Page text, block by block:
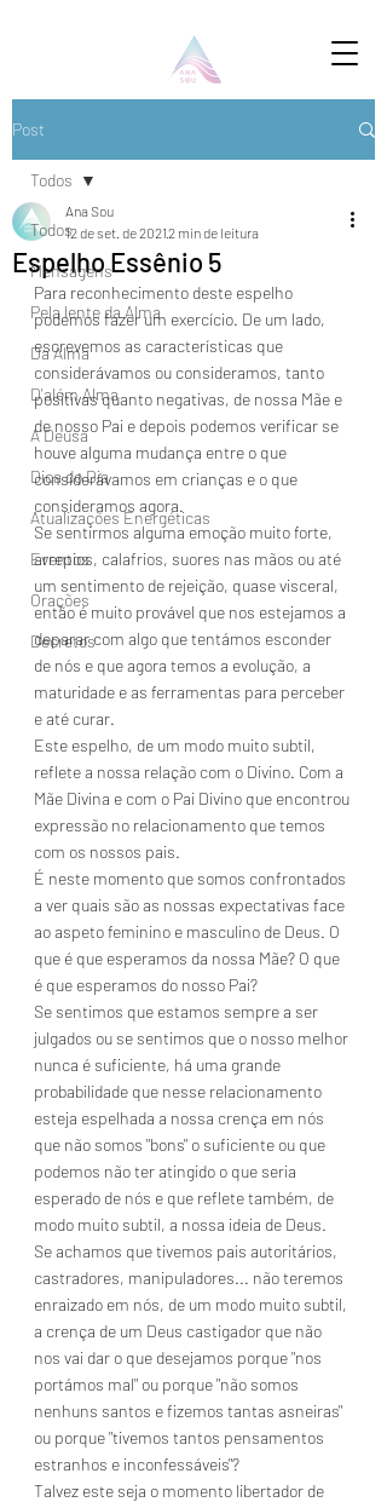
Post
Todos
Mensagens
Pela lente da Alma
Da Alma
D'além Alma
A Deusa
Dica do Dia
Atualizações Energéticas
Eventos
Orações
Decretos
Todos
Espelho Essênio 5
Ana Sou
12 de set. de 20212 min de leitura
Para reconhecimento deste espelho
podemos fazer um exercício. De um lado,
escrevemos as características que
considerávamos ou consideramos, tanto
positivas quanto negativas, de nossa Mãe e
de nosso Pai e depois podemos verificar se
houve alguma mudança entre o que
considerávamos em crianças e o que
consideramos agora.
Se sentirmos alguma emoção muito forte,
arrepios, calafrios, suores nas mãos ou até
um sentimento de rejeição, quase visceral,
então é muito provável que nos estejamos a
deparar com algo que tentámos esconder
de nós e que agora temos a evolução, a
maturidade e as ferramentas para perceber
e até curar.
Este espelho, de um modo muito subtil,
reflete a nossa relação com o Divino. Com a
Mãe Divina e com o Pai Divino que encontrou
expressão no relacionamento que temos
com os nossos pais.
É neste momento que somos confrontados
a ver quais são as nossas expectativas face
ao aspeto feminino e masculino de Deus. O
que é que esperamos da nossa Mãe? O que
é que esperamos do nosso Pai?
Se sentimos que estamos sempre a ser
julgados ou se sentimos que o nosso melhor
nunca é suficiente, há uma grande
probabilidade que nesse relacionamento
esteja espelhada a nossa crença em nós
que não somos "bons" o suficiente ou que
podemos não ter atingido o que seria
esperado de nós e que reflete também, de
modo muito subtil, a nossa ideia de Deus.
Se achamos que tivemos pais autoritários,
castradores, manipuladores... não teremos
enraizado em nós, de um modo muito subtil,
a crença de um Deus castigador que não
nos vai dar o que desejamos porque "nos
portámos mal" ou porque "não somos
nenhuns santos e fizemos tantas asneiras"
ou porque "tivemos tantos pensamentos
estranhos e inconfessáveis"?
Talvez este seja o momento libertador de